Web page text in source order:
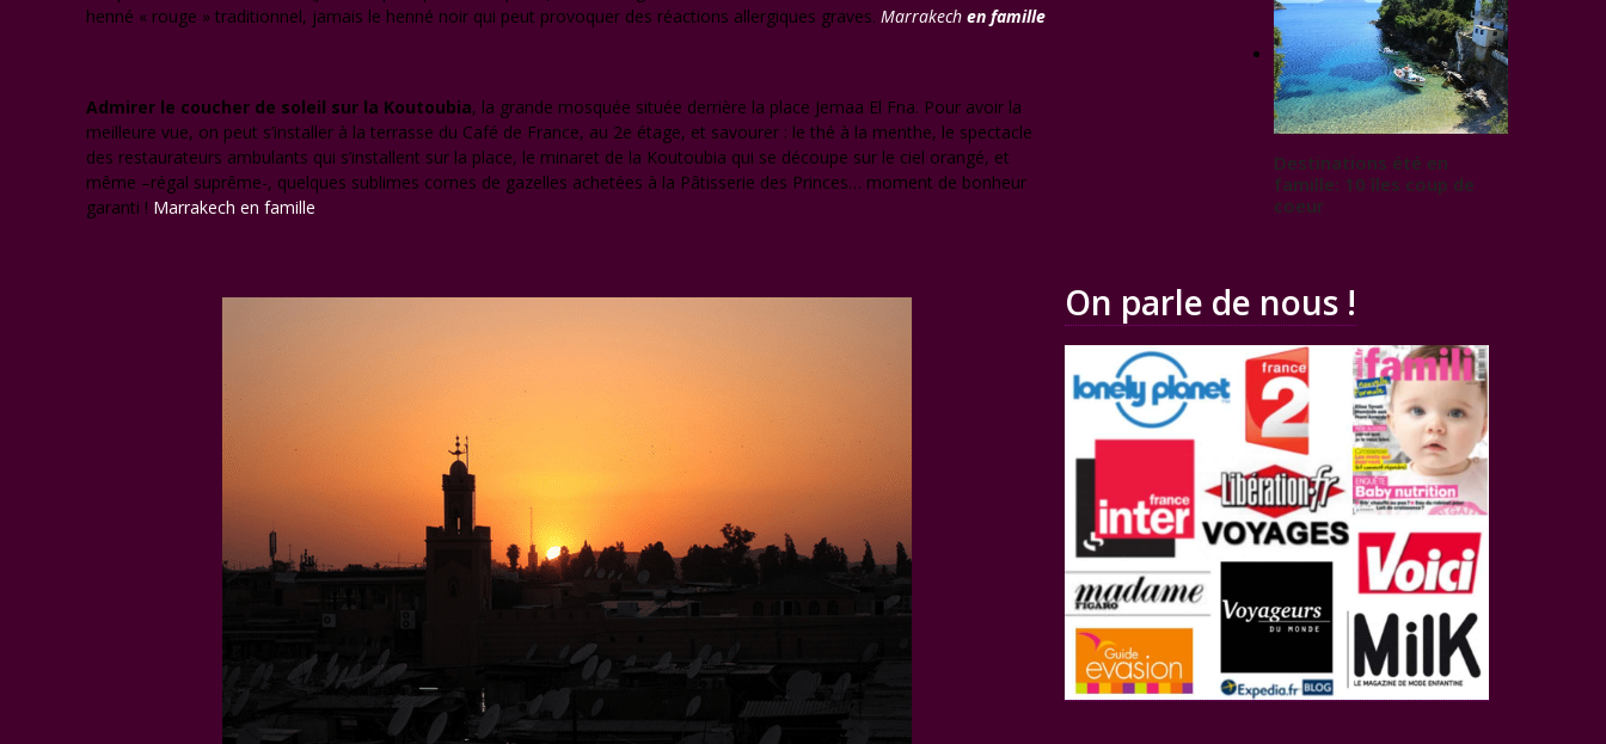
henné « rouge » traditionnel, jamais le henné noir qui peut provoquer des réactions allergiques graves. Marrakech en famille
Admirer le coucher de soleil sur la Koutoubia, la grande mosquée située derrière la place Jemaa El Fna. Pour avoir la
meilleure vue, on peut s’installer à la terrasse du Café de France, au 2e étage, et savourer : le thé à la menthe, le spectacle
des restaurateurs ambulants qui s’installent sur la place, le minaret de la Koutoubia qui se découpe sur le ciel orangé, et
même –régal suprême-, quelques sublimes cornes de gazelles achetées à la Pâtisserie des Princes… moment de bonheur
garanti ! Marrakech en famille
Destinations été en
famille: 10 îles coup de
coeur
On parle de nous !